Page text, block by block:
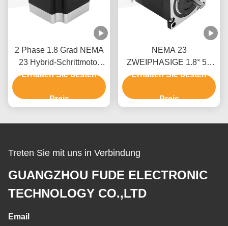
2 Phase 1.8 Grad NEMA
23 Hybrid-Schrittmotor
Schrittmotor-Kit CNC mit
Erhalten Sie besten
Preis
NEMA 23
ZWEIPHASIGE 1.8° 57
Schrittmotor 54MM
Druckmaschine
Erhalten Sie besten
Preis
Treten Sie mit uns in Verbindung
GUANGZHOU FUDE ELECTRONIC
TECHNOLOGY CO.,LTD
Email